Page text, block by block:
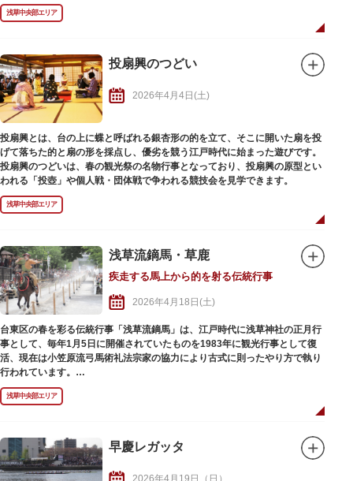
に鬼はいない」ことに由来します。
節分会では、本堂や本堂東側の舞台で年男たちが豆まきを行います。福豆は
と、毎年多くの観光客が訪れる行事です。
豆まきの後は、浅草寺三大寺舞のひとつ「福聚の舞（七福神の舞）」の奉演
があり、境内では浅草寺幼稚園園児や芸能人による豆まきも行われるので、
ぜひ足を運んでみてはいかがでしょうか。
浅草中央部エリア
投扇興のつどい
2026年4月4日(土)
投扇興とは、台の上に蝶と呼ばれる銀杏形の的を立て、そこに開いた扇を投
げて落ちた的と扇の形を採点し、優劣を競う江戸時代に始まった遊びです。
投扇興のつどいは、春の観光祭の名物行事となっており、投扇興の原型とい
われる「投壺」や個人戦・団体戦で争われる競技会を見学できます。
浅草中央部エリア
浅草流鏑馬・草鹿
疾走する馬上から的を射る伝統行事
2026年4月18日(土)
台東区の春を彩る伝統行事「浅草流鏑馬」は、江戸時代に浅草神社の正月行
事として、毎年1月5日に開催されていたものを1983年に観光行事として復
活、現在は小笠原流弓馬術礼法宗家の協力により古式に則ったやり方で執り
行われています。
「浅草流鏑馬」では、隅田公園の隅田リバーウォークから言問橋間に特別馬
場が作られ、鎌倉武士の狩装束を身にまとった射手が疾走する馬上から、壱
し）に直垂（ひたたれ）の古式装束を着けた射手が、高さ約110cmの鹿の形
をした的を約20mの距離から弓で弾き、大勢の見物客が見守る中、その腕前
と所作の美しさを競い合います。
浅草中央部エリア
早慶レガッタ
2026年4月19日（日）